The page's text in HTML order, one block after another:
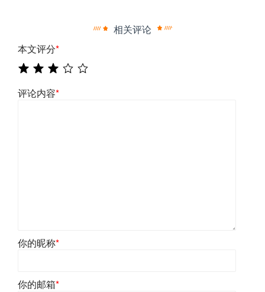
相关评论
本文评分*
评论内容*
你的昵称*
你的邮箱*